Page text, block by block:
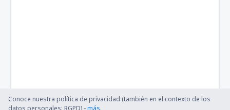
Conoce nuestra política de privacidad (también en el contexto de los
datos personales: RGPD) -más.